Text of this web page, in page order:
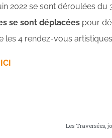
2022 se sont déroulées du
se sont déplacées pour
les 4 rendez-vous